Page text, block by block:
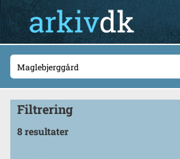
Filtrering
8 resultater